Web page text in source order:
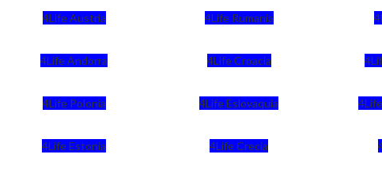
4Life Austria 4Life Rumania
4Life Andorra 4Life Croacia
4Life Polonia 4Life Eslovaquia
4Life Estonia 4Life Crecia